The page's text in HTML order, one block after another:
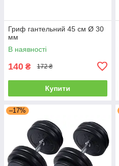
Гриф гантельний 45 см Ø 30
мм
В наявності
140 ₴ 172 ₴
Купити
–17%